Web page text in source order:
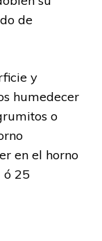
de
y
humedecer
o
en el horno
ó 25